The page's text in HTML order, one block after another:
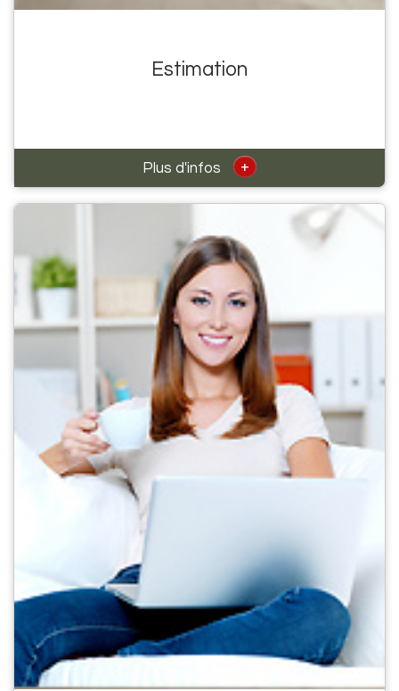
Estimation
Plus d'infos +